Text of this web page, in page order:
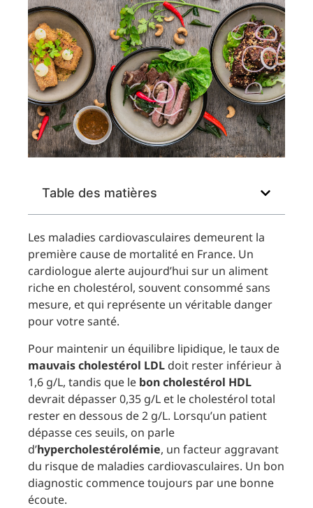
Table des matières
Les maladies cardiovasculaires demeurent la
première cause de mortalité en France. Un
cardiologue alerte aujourd’hui sur un aliment
riche en cholestérol, souvent consommé sans
mesure, et qui représente un véritable danger
pour votre santé.
Pour maintenir un équilibre lipidique, le taux de
mauvais cholestérol LDL doit rester inférieur à
1,6 g/L, tandis que le bon cholestérol HDL
devrait dépasser 0,35 g/L et le cholestérol total
rester en dessous de 2 g/L. Lorsqu’un patient
dépasse ces seuils, on parle
d’hypercholestérolémie, un facteur aggravant
du risque de maladies cardiovasculaires. Un bon
diagnostic commence toujours par une bonne
écoute.